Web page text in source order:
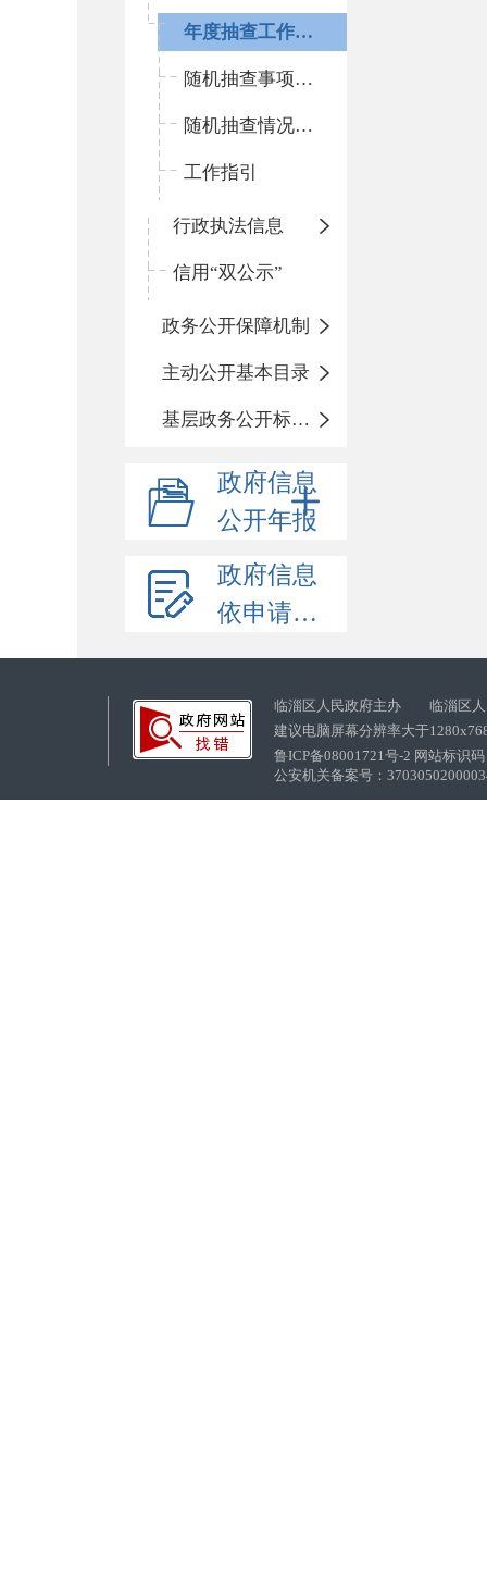
年度抽查工作计划
随机抽查事项清单
随机抽查情况和查处结果
工作指引
行政执法信息
信用“双公示”
政务公开保障机制
主动公开基本目录
基层政务公开标准化目录
政府信息
公开年报
政府信息
依申请公开
临淄区人民政府主办 临淄区人
建议电脑屏幕分辨率大于
鲁ICP备08001721号-2 网站标识
公安机关备案号：